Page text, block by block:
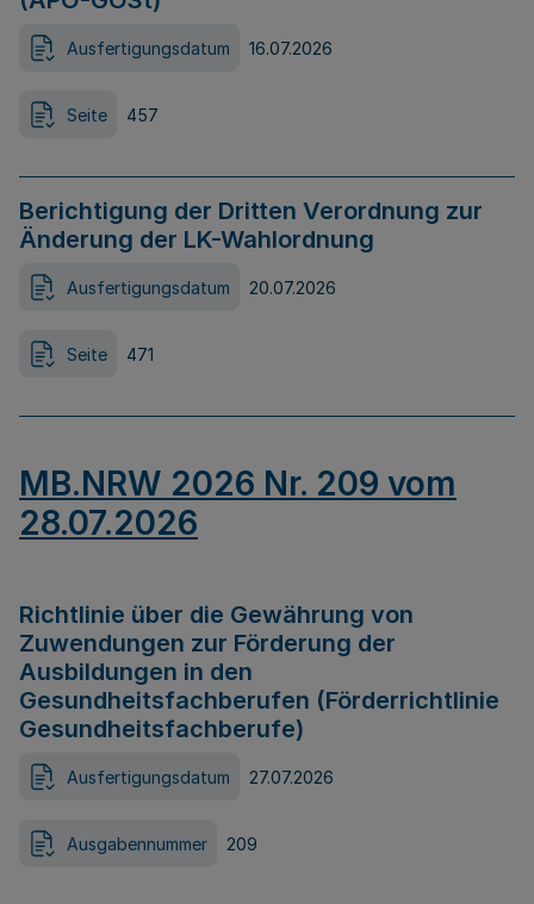
Ausfertigungsdatum 16.07.2026
Seite 457
Berichtigung der Dritten Verordnung zur
Änderung der LK-Wahlordnung
Ausfertigungsdatum 20.07.2026
Seite 471
MB.NRW 2026 Nr. 209 vom
28.07.2026
Richtlinie über die Gewährung von
Zuwendungen zur Förderung der
Ausbildungen in den
Gesundheitsfachberufen (Förderrichtlinie
Gesundheitsfachberufe)
Ausfertigungsdatum 27.07.2026
Ausgabennummer 209